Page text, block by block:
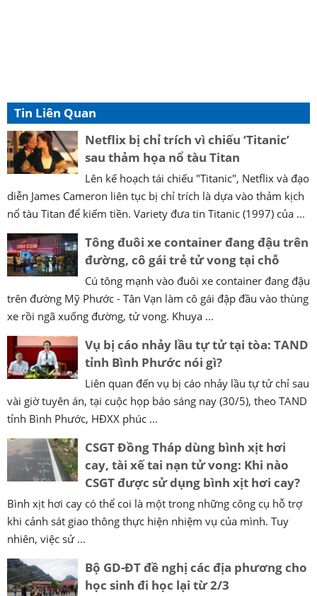
Tin Liên Quan
Netflix bị chỉ trích vì chiếu ‘Titanic’
sau thảm họa nổ tàu Titan
Lên kế hoạch tái chiếu "Titanic", Netflix và đạo
diễn James Cameron liên tục bị chỉ trích là dựa vào thảm kịch
nổ tàu Titan để kiếm tiền. Variety đưa tin Titanic (1997) của ...
Tông đuôi xe container đang đậu trên
đường, cô gái trẻ tử vong tại chỗ
Cú tông mạnh vào đuôi xe container đang đậu
trên đường Mỹ Phước - Tân Vạn làm cô gái đập đầu vào thùng
xe rồi ngã xuống đường, tử vong. Khuya ...
Vụ bị cáo nhảy lầu tự tử tại tòa: TAND
tỉnh Bình Phước nói gì?
Liên quan đến vụ bị cáo nhảy lầu tự tử chỉ sau
vài giờ tuyên án, tại cuộc họp báo sáng nay (30/5), theo TAND
tỉnh Bình Phước, HĐXX phúc ...
CSGT Đồng Tháp dùng bình xịt hơi
cay, tài xế tai nạn tử vong: Khi nào
CSGT được sử dụng bình xịt hơi cay?
Bình xịt hơi cay có thể coi là một trong những công cụ hỗ trợ
khi cảnh sát giao thông thực hiện nhiệm vụ của mình. Tuy
nhiên, việc sử ...
Bộ GD-ĐT đề nghị các địa phương cho
học sinh đi học lại từ 2/3